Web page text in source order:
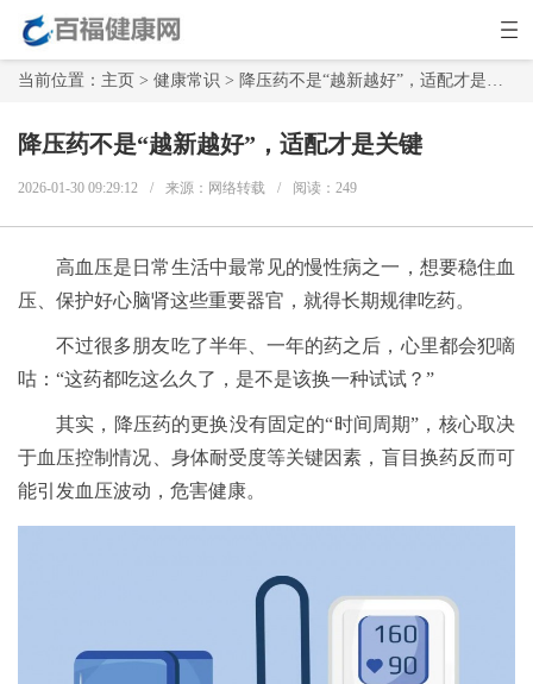
当前位置： 主页 > 健康常识 > 降压药不是“越新越好”，适配才是关键
降压药不是“越新越好”，适配才是关键
2026-01-30 09:29:12 / 来源：网络转载 / 阅读： 249
高血压是日常生活中最常见的慢性病之一，想要稳住血
压、保护好心脑肾这些重要器官，就得长期规律吃药。
不过很多朋友吃了半年、一年的药之后，心里都会犯嘀
咕：“这药都吃这么久了，是不是该换一种试试？”
其实，降压药的更换没有固定的“时间周期”，核心取决
于血压控制情况、身体耐受度等关键因素，盲目换药反而可
能引发血压波动，危害健康。